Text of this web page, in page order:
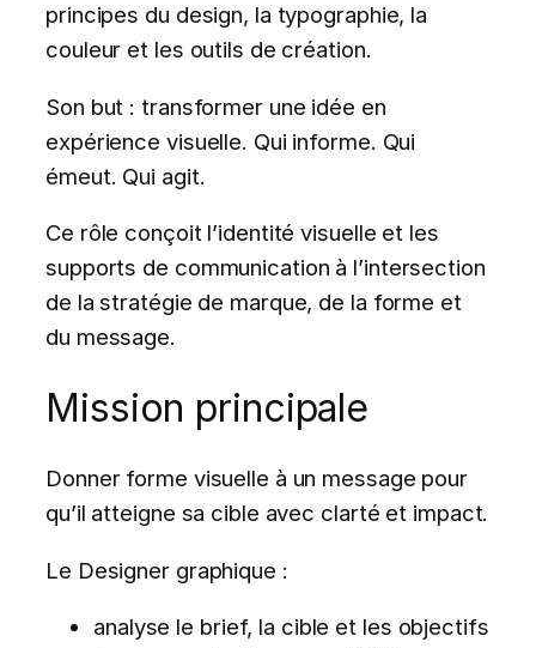
principes du design, la typographie, la
couleur et les outils de création.
Son but : transformer une idée en
expérience visuelle. Qui informe. Qui
émeut. Qui agit.
Ce rôle conçoit l’identité visuelle et les
supports de communication à l’intersection
de la stratégie de marque, de la forme et
du message.
Mission principale
Donner forme visuelle à un message pour
qu’il atteigne sa cible avec clarté et impact.
Le Designer graphique :
analyse le brief, la cible et les objectifs